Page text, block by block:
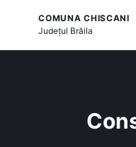
COMUNA CHISCANI
Județul Brăila